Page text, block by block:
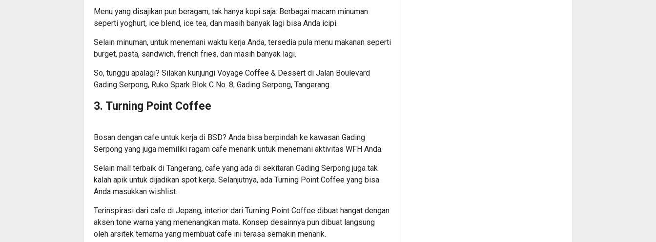
Menu yang disajikan pun beragam, tak hanya kopi saja. Berbagai macam minuman
seperti yoghurt, ice blend, ice tea, dan masih banyak lagi bisa Anda icipi.
Selain minuman, untuk menemani waktu kerja Anda, tersedia pula menu makanan seperti
burget, pasta, sandwich, french fries, dan masih banyak lagi.
So, tunggu apalagi? Silakan kunjungi Voyage Coffee & Dessert di Jalan Boulevard
Gading Serpong, Ruko Spark Blok C No. 8, Gading Serpong, Tangerang.
3. Turning Point Coffee
Bosan dengan cafe untuk kerja di BSD? Anda bisa berpindah ke kawasan Gading
Serpong yang juga memiliki ragam cafe menarik untuk menemani aktivitas WFH Anda.
Selain mall terbaik di Tangerang, cafe yang ada di sekitaran Gading Serpong juga tak
kalah apik untuk dijadikan spot kerja. Selanjutnya, ada Turning Point Coffee yang bisa
Anda masukkan wishlist.
Terinspirasi dari cafe di Jepang, interior dari Turning Point Coffee dibuat hangat dengan
aksen tone warna yang menenangkan mata. Konsep desainnya pun dibuat langsung
oleh arsitek ternama yang membuat cafe ini terasa semakin menarik.